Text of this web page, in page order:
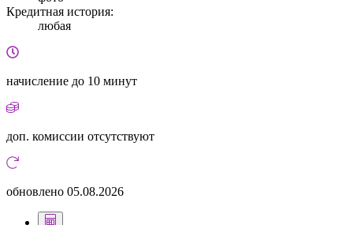
Кредитная история:
любая
начисление до 10 минут
доп. комиссии отсутствуют
обновлено 05.08.2026